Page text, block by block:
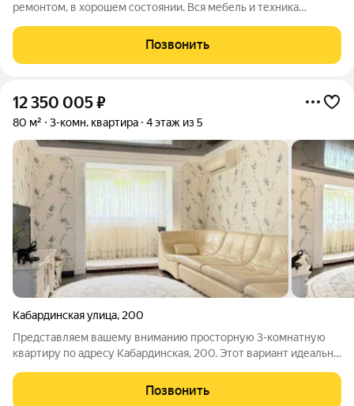
ремонтом, в хорошем состоянии. Вся мебель и техника
теплый, кирпичный, после капитального ремонта. Отличное
расположение : рядом торговый
Позвонить
12 350 005₽
80 м² 3-комн. квартира 4 этаж из 5
Кабардинская улица, 200
Представляем вашему вниманию просторную 3-комнатную
квартиру по адресу Кабардинская, 200. Этот вариант идеально
владельцев. Эта квартира создана для семьи с детьми,
которые ищут уютное и
Позвонить